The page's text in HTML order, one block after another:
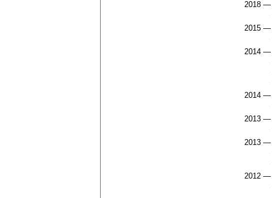
2018 —
2015 —
2014 —
2014 —
2013 —
2013 —
2012 —